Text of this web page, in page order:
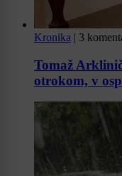
Kronika | 3
Tomaž
otrokom, v